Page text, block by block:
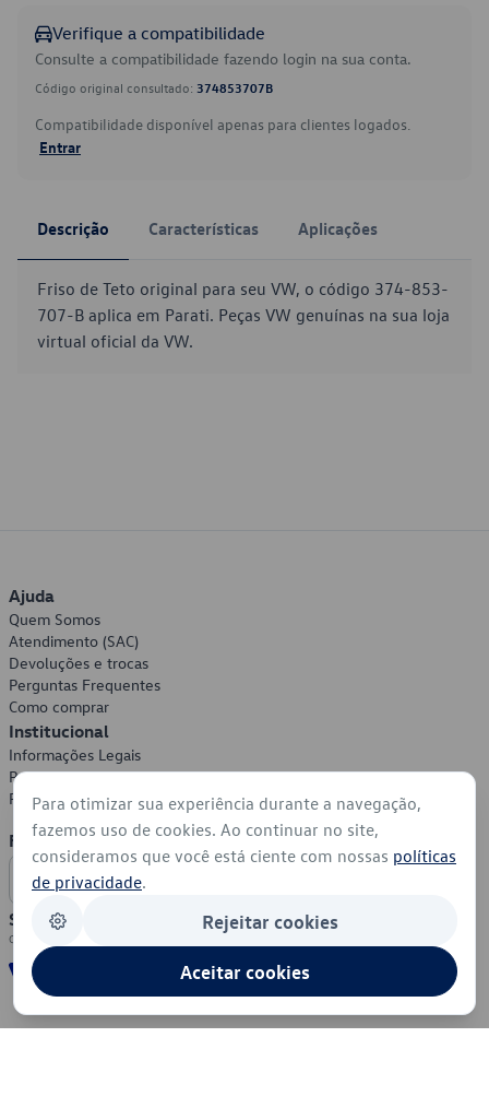
Verifique a compatibilidade
Consulte a compatibilidade fazendo login na sua conta.
Código original consultado: 374853707B
Compatibilidade disponível apenas para clientes logados.
Entrar
Descrição Características Aplicações
Friso de Teto original para seu VW, o código 374-853-
707-B aplica em Parati. Peças VW genuínas na sua loja
virtual oficial da VW.
Ajuda
Quem Somos
Atendimento (SAC)
Devoluções e trocas
Perguntas Frequentes
Como comprar
Institucional
Informações Legais
Política de Privacidade
Política de Cookies
Formas de Pagamento
Segurança
Para otimizar sua experiência durante a navegação,
fazemos uso de cookies. Ao continuar no site,
consideramos que você está ciente com nossas políticas
de privacidade.
Rejeitar cookies
Aceitar cookies